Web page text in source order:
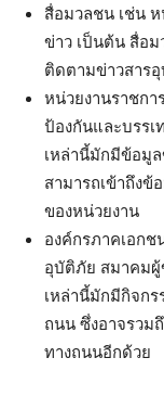
สื่อมวลชน เช่น
ข่าว เป็นต้น สื่อ
ติดตามข่าวสาร
หน่วยงานราชกา
ป้องกันและบรร
เหล่านี้มักมีข้อมู
สามารถเข้าถึงข้
ของหน่วยงาน
องค์กรภาคเอก
อุบัติภัย สมาคม
เหล่านี้มักมีกิจก
ถนน ซึ่งอาจรวม
ทางถนนอีกด้วย